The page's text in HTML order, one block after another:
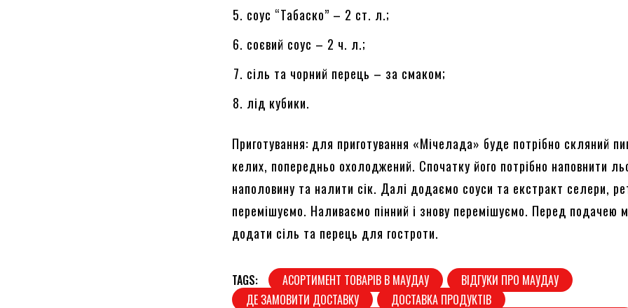
соус “Табаско” – 2 ст. л.;
соєвий соус – 2 ч. л.;
сіль та чорний перець – за смаком;
лід кубики.
Приготування: для приготування «Мічелада» буде потрібно скляний
келих, попередньо охолоджений. Спочатку його потрібно наповнити
наполовину та налити сік. Далі додаємо соуси та екстракт селери,
перемішуємо. Наливаємо пінний і знову перемішуємо. Перед подачею
додати сіль та перець для гостроти.
TAGS: АСОРТИМЕНТ ТОВАРІВ В МАУДАУ
ВІДГУКИ ПРО МАУДАУ
ДЕ ЗАМОВИТИ ДОСТАВКУ
ДОСТАВКА ПРОДУКТІВ